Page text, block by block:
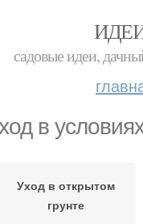
садовые идеи,
в
Уход в открытом
грунте